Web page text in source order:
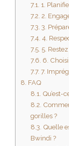
7.1. 1.
7.2. 2.
7.3. 3.
7.4. 4.
7.5. 5.
7.6. 6.
7.7. 7.
8. FAQ
8.1. Qu’est-
8.2.
gorilles ?
8.3. Quelle
Bwindi ?